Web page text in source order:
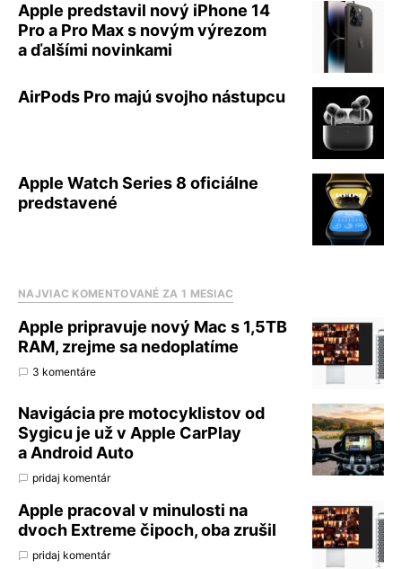
Apple predstavil nový iPhone 14
Pro a Pro Max s novým výrezom
a ďalšími novinkami
AirPods Pro majú svojho nástupcu
Apple Watch Series 8 oficiálne
predstavené
NAJVIAC KOMENTOVANÉ ZA 1 MESIAC
Apple pripravuje nový Mac s 1,5TB
RAM, zrejme sa nedoplatíme
3 komentáre
Navigácia pre motocyklistov od
Sygicu je už v Apple CarPlay
a Android Auto
pridaj komentár
Apple pracoval v minulosti na
dvoch Extreme čipoch, oba zrušil
pridaj komentár